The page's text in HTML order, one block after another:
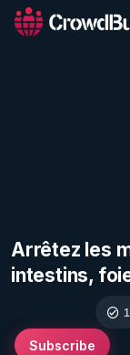
Arrêtez les
intestins,
Subscribe